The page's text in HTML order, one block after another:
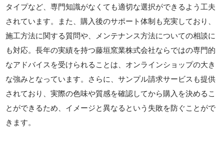
タイプなど、専門知識がなくても適切な選択ができるよう工夫
されています。また、購入後のサポート体制も充実しており、
施工方法に関する質問や、メンテナンス方法についての相談に
も対応。長年の実績を持つ藤垣窯業株式会社ならではの専門的
なアドバイスを受けられることは、オンラインショップの大き
な強みとなっています。さらに、サンプル請求サービスも提供
されており、実際の色味や質感を確認してから購入を決めるこ
とができるため、イメージと異なるという失敗を防ぐことがで
きます。